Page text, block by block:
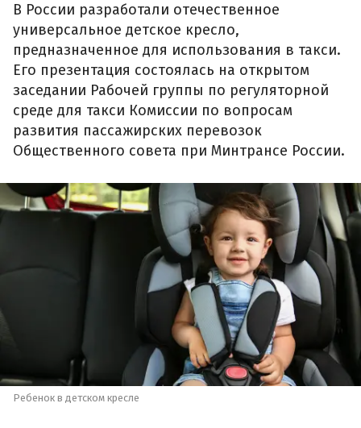
В России разработали отечественное
универсальное детское кресло,
предназначенное для использования в такси.
Его презентация состоялась на открытом
заседании Рабочей группы по регуляторной
среде для такси Комиссии по вопросам
развития пассажирских перевозок
Общественного совета при Минтрансе России.
Ребенок в детском кресле